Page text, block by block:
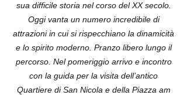
sua difficile storia nel corso del XX secolo.
Oggi vanta un numero incredibile di
attrazioni in cui si rispecchiano la dinamicità
e lo spirito moderno. Pranzo libero lungo il
percorso. Nel pomeriggio arrivo e incontro
con la guida per la visita dell’antico
Quartiere di San Nicola e della Piazza am